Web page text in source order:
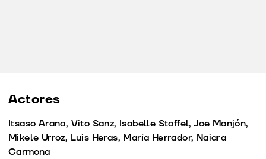
Actores
Itsaso Arana, Vito Sanz, Isabelle Stoffel, Joe Manjón,
Mikele Urroz, Luis Heras, María Herrador, Naiara
Carmona